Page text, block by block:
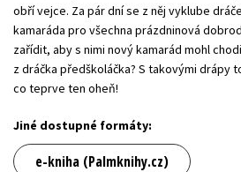
obří vejce. Za pár dní se z něj vyklube
kamaráda pro všechna prázdninová
zařídit, aby s nimi nový kamarád mohl
z dráčka předškoláčka? S takovými drápy
co teprve ten oheň!
Jiné dostupné formáty:
e-kniha (Palmknihy.cz)